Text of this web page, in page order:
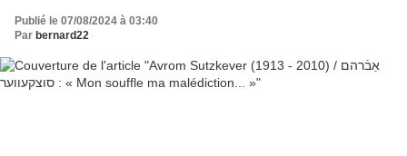
Publié le 07/08/2024 à 03:40
Par bernard22